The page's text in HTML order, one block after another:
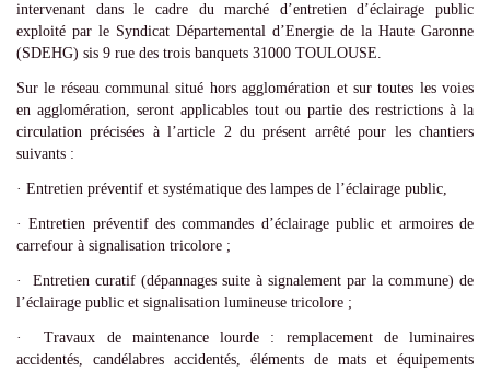
intervenant dans le cadre du marché d’entretien d’éclairage public
exploité par le Syndicat Départemental d’Energie de la Haute Garonne
(SDEHG) sis 9 rue des trois banquets 31000 TOULOUSE.
Sur le réseau communal situé hors agglomération et sur toutes les voies
en agglomération, seront applicables tout ou partie des restrictions à la
circulation précisées à l’article 2 du présent arrêté pour les chantiers
suivants :
· Entretien préventif et systématique des lampes de l’éclairage public,
· Entretien préventif des commandes d’éclairage public et armoires de
carrefour à signalisation tricolore ;
· Entretien curatif (dépannages suite à signalement par la commune) de
l’éclairage public et signalisation lumineuse tricolore ;
· Travaux de maintenance lourde : remplacement de luminaires
accidentés, candélabres accidentés, éléments de mats et équipements